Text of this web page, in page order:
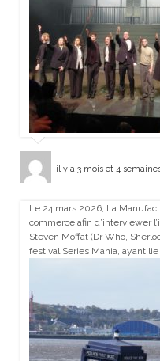
il y a 3 mois et 4
Le 24 mars 2026, La
commerce afin d’interviewer
Steven Moffat (Dr Who,
festival Series Mania, ayant lie